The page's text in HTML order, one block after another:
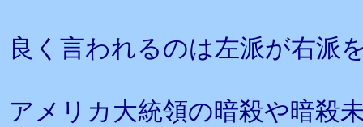
良く言われるのは左派が右派
アメリカ大統領の暗殺や暗殺